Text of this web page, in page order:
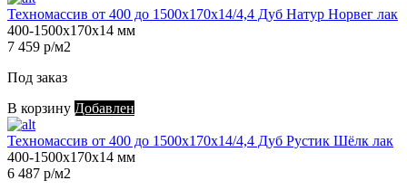
Техномассив от 400 до 1500х170х14/4,4 Дуб Натур Норвег лак
400-1500х170х14 мм
7 459 р/м2
Под заказ
В корзину Добавлен
Техномассив от 400 до 1500х170х14/4,4 Дуб Рустик Шёлк лак
400-1500х170х14 мм
6 487 р/м2